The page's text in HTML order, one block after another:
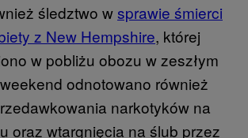
śledztwo wsprawie śmierci
z New Hempshire, której
w pobliżu obozu w zeszłym
odnotowano również
narkotyków na
oraz wtargnięcia na ślub przez